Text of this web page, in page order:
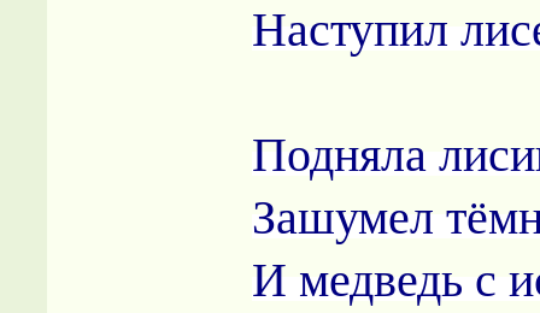
Наступил
Подняла
Зашумел
И медведь с